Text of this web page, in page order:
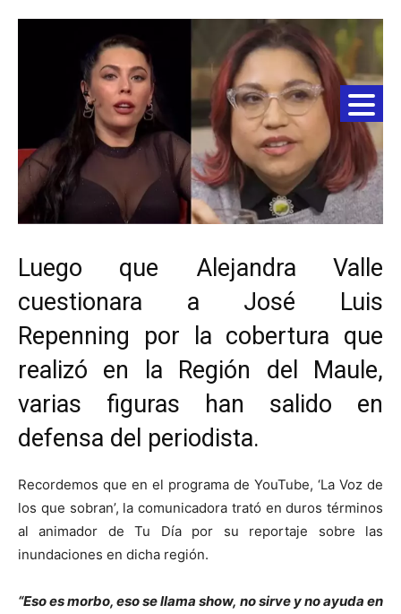
Luego que Alejandra Valle
cuestionara a José Luis
Repenning por la cobertura que
realizó en la Región del Maule,
varias figuras han salido en
defensa del periodista.
Recordemos que en el programa de YouTube, ‘La Voz de
los que sobran’, la comunicadora trató en duros términos
al animador de Tu Día por su reportaje sobre las
inundaciones en dicha región.
“Eso es morbo, eso se llama show, no sirve y no ayuda en